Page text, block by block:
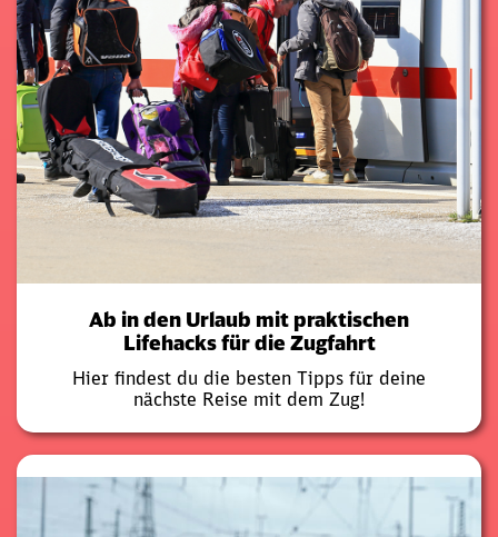
Ab in den Urlaub mit praktischen
Lifehacks für die Zugfahrt
Hier findest du die besten Tipps für deine
nächste Reise mit dem Zug!